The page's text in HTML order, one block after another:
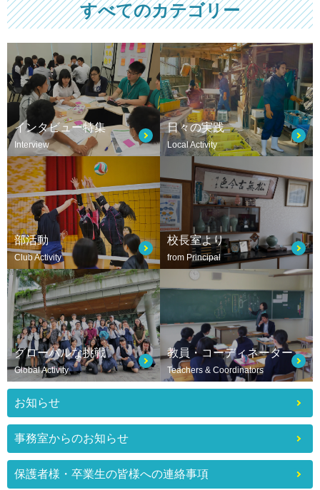
すべてのカテゴリー
インタビュー特集
Interview
日々の実践
Local Activity
部活動
Club Activity
校長室より
from Principal
グローバルな挑戦
Global Activity
教員・コーディネーター
Teachers & Coordinators
お知らせ
事務室からのお知らせ
保護者様・卒業生の皆様への連絡事項